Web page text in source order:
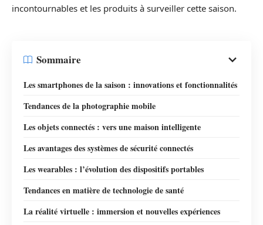
incontournables et les produits à surveiller cette saison.
Sommaire
Les smartphones de la saison : innovations et fonctionnalités
Tendances de la photographie mobile
Les objets connectés : vers une maison intelligente
Les avantages des systèmes de sécurité connectés
Les wearables : l’évolution des dispositifs portables
Tendances en matière de technologie de santé
La réalité virtuelle : immersion et nouvelles expériences